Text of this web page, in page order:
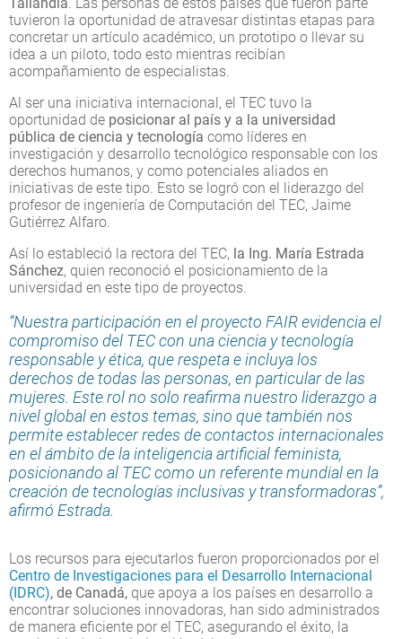
tuvieron la oportunidad de atravesar distintas etapas para
concretar un artículo académico, un prototipo o llevar su
idea a un piloto, todo esto mientras recibían
acompañamiento de especialistas.
Al ser una iniciativa internacional, el TEC tuvo la
oportunidad de posicionar al país y a la universidad
pública de ciencia y tecnología como líderes en
investigación y desarrollo tecnológico responsable con los
derechos humanos, y como potenciales aliados en
iniciativas de este tipo. Esto se logró con el liderazgo del
profesor de ingeniería de Computación del TEC, Jaime
Gutiérrez Alfaro.
Así lo estableció la rectora del TEC, la Ing. María Estrada
Sánchez, quien reconoció el posicionamiento de la
universidad en este tipo de proyectos.
“Nuestra participación en el proyecto FAIR evidencia el
compromiso del TEC con una ciencia y tecnología
responsable y ética, que respeta e incluya los
derechos de todas las personas, en particular de las
mujeres. Este rol no solo reafirma nuestro liderazgo a
nivel global en estos temas, sino que también nos
permite establecer redes de contactos internacionales
en el ámbito de la inteligencia artificial feminista,
posicionando al TEC como un referente mundial en la
creación de tecnologías inclusivas y transformadoras”,
afirmó Estrada.
Los recursos para ejecutarlos fueron proporcionados por el
Centro de Investigaciones para el Desarrollo Internacional
(IDRC), de Canadá, que apoya a los países en desarrollo a
encontrar soluciones innovadoras, han sido administrados
de manera eficiente por el TEC, asegurando el éxito, la